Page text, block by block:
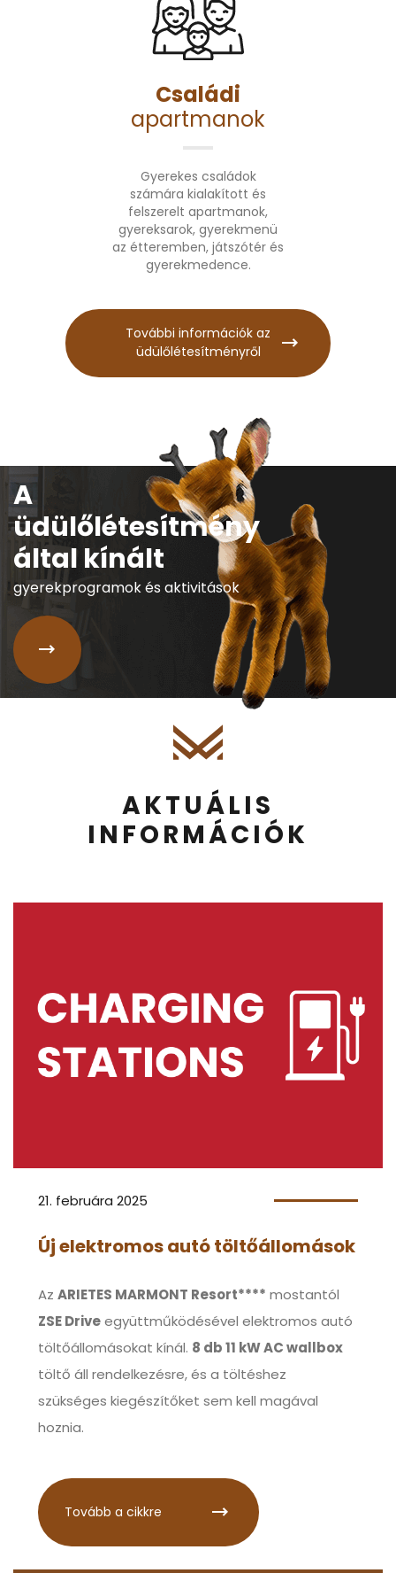
Családi
apartmanok
Gyerekes családok
számára kialakított és
felszerelt apartmanok,
gyereksarok, gyerekmenü
az étteremben, játszótér és
gyerekmedence.
További információk az
üdülőlétesítményről
A
üdülőlétesítmény
által kínált
gyerekprogramok és aktivitások
AKTUÁLIS
INFORMÁCIÓK
21. februára 2025
Új elektromos autó töltőállomások
Az ARIETES MARMONT Resort**** mostantól
ZSE Driveegyüttműködésével elektromos autó
töltőállomásokat kínál. 8 db 11 kW AC wallbox
töltő áll rendelkezésre, és a töltéshez
szükséges kiegészítőket sem kell magával
hoznia.
Tovább a cikkre